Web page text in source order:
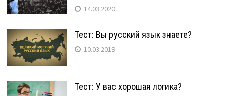
14.03.2020
Тест: Вы русский язык знаете?
10.03.2019
Тест: У вас хорошая логика?